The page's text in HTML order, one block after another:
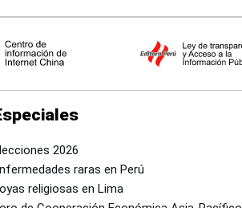
2026
raras en Perú
religiosas en Lima